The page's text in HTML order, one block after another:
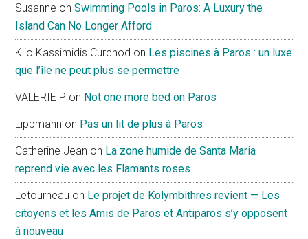
Susanne onSwimming Pools in Paros: A Luxury the
Island Can No Longer Afford
Klio Kassimidis Curchod on Les piscines à Paros : un luxe
que l’île ne peut plus se permettre
VALERIE P on Not one more bed on Paros
Lippmann on Pas un lit de plus à Paros
Catherine Jean on La zone humide de Santa Maria
reprend vie avec les Flamants roses
Letourneau on Le projet de Kolymbithres revient — Les
citoyens et les Amis de Paros et Antiparos s’y opposent
à nouveau